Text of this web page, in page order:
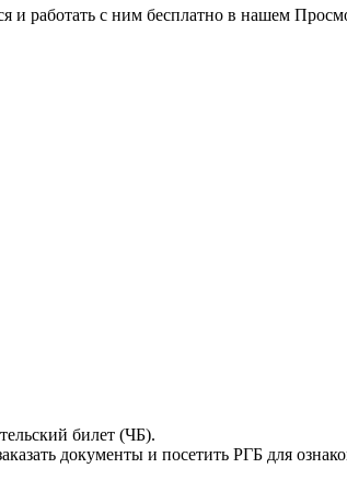
и работать с ним бесплатно в нашем
билет (ЧБ).
документы и посетить РГБ для